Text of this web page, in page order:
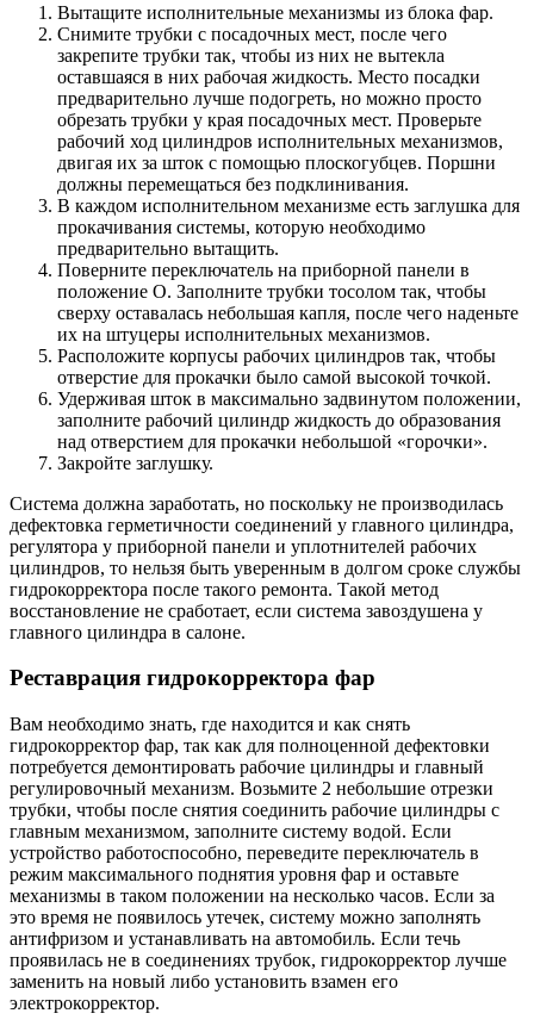
Вытащите исполнительные механизмы из блока фар.
Снимите трубки с посадочных мест, после чего
закрепите трубки так, чтобы из них не вытекла
оставшаяся в них рабочая жидкость. Место посадки
предварительно лучше подогреть, но можно просто
обрезать трубки у края посадочных мест. Проверьте
рабочий ход цилиндров исполнительных механизмов,
двигая их за шток с помощью плоскогубцев. Поршни
должны перемещаться без подклинивания.
В каждом исполнительном механизме есть заглушка для
прокачивания системы, которую необходимо
предварительно вытащить.
Поверните переключатель на приборной панели в
положение О. Заполните трубки тосолом так, чтобы
сверху оставалась небольшая капля, после чего наденьте
их на штуцеры исполнительных механизмов.
Расположите корпусы рабочих цилиндров так, чтобы
отверстие для прокачки было самой высокой точкой.
Удерживая шток в максимально задвинутом положении,
заполните рабочий цилиндр жидкость до образования
над отверстием для прокачки небольшой «горочки».
Закройте заглушку.
Система должна заработать, но поскольку не производилась
дефектовка герметичности соединений у главного цилиндра,
регулятора у приборной панели и уплотнителей рабочих
цилиндров, то нельзя быть уверенным в долгом сроке службы
гидрокорректора после такого ремонта. Такой метод
восстановление не сработает, если система завоздушена у
главного цилиндра в салоне.
Реставрация гидрокорректора фар
Вам необходимо знать, где находится и как снять
гидрокорректор фар, так как для полноценной дефектовки
потребуется демонтировать рабочие цилиндры и главный
регулировочный механизм. Возьмите 2 небольшие отрезки
трубки, чтобы после снятия соединить рабочие цилиндры с
главным механизмом, заполните систему водой. Если
устройство работоспособно, переведите переключатель в
режим максимального поднятия уровня фар и оставьте
механизмы в таком положении на несколько часов. Если за
это время не появилось утечек, систему можно заполнять
антифризом и устанавливать на автомобиль. Если течь
проявилась не в соединениях трубок, гидрокорректор лучше
заменить на новый либо установить взамен его
электрокорректор.